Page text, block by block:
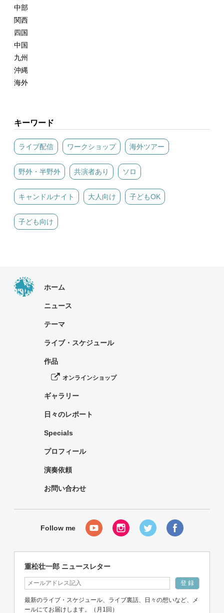
中部
関西
四国
中国
九州
沖縄
海外
キーワード
ライブ配信 ワークショップ 海外ツアー
野外・半野外 共演者あり ソロ
キャンドルナイト 大人向け 子どもOK
子ども向け
ホーム
ニュース
テーマ
ライブ・スケジュール
作品
オンラインショップ
ギャラリー
日々のレポート
Specials
プロフィール
演奏依頼
お問い合わせ
重松壮一郎 ニュースレター
最新のライブ・スケジュール、ライブ裏話、日々の想いなど、メ
ールにてお届けします。（月1回）